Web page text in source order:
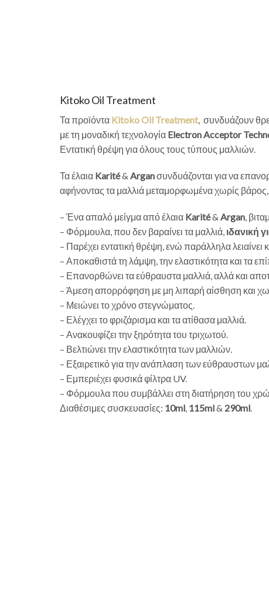
Kitoko Oil Treatment
Τα προϊόντα Kitoko Oil Treatment, συνδυάζουν
με τη μοναδική τεχνολογία Electron Acceptor
Εντατική θρέψη για όλους τους τύπους μαλλιών.
Τα έλαια Karité& Arganσυνδυάζονται για να
αφήνοντας τα μαλλιά μεταμορφωμένα χωρίς βάρος,
– Ένα απαλό μείγμα από έλαια Karité& Argan ,
– Φόρμουλα, που δεν βαραίνει τα μαλλιά, ιδανική
– Παρέχει εντατική θρέψη, ενώ παράλληλα λειαίνει
– Αποκαθιστά τη λάμψη, την ελαστικότητα και τα
– Επανορθώνει τα εύθραυστα μαλλιά, αλλά και
– Άμεση απορρόφηση με μη λιπαρή αίσθηση και
– Μειώνει το χρόνο στεγνώματος.
– Ελέγχει το φριζάρισμα και τα ατίθασα μαλλιά.
– Ανακουφίζει την ξηρότητα του τριχωτού.
– Βελτιώνει την ελαστικότητα των μαλλιών.
– Εξαιρετικό για την ανάπλαση των εύθραυστων
– Εμπεριέχει φυσικά φίλτρα UV.
– Φόρμουλα που συμβάλλει στη διατήρηση του
Διαθέσιμες συσκευασίες: 10ml 115ml& 290ml